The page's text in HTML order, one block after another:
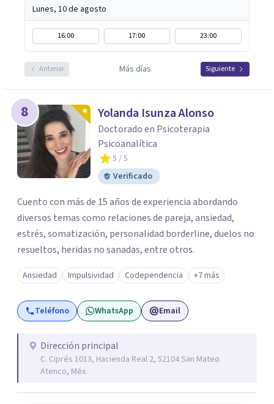
Lunes, 10 de agosto
16:00 17:00 23:00
Anterior Más días Siguiente
8 Yolanda Isunza Alonso
Doctorado en Psicoterapia
Psicoanalítica
5 / 5
Verificado
Cuento con más de 15 años de experiencia abordando
diversos temas como relaciones de pareja, ansiedad,
estrés, somatización, personalidad borderline, duelos no
resueltos, heridas no sanadas, entre otros.
Ansiedad Impulsividad Codependencia +7 más
Teléfono WhatsApp Email
Dirección principal
C. Ciprés 1013, Hacienda Real 2, 52104 San Mateo
Atenco, Méx.